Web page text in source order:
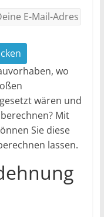
wo
wären und
Mit
Sie diese
lassen.